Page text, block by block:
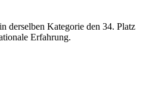
derselben Kategorie den 34. Platz
Erfahrung.